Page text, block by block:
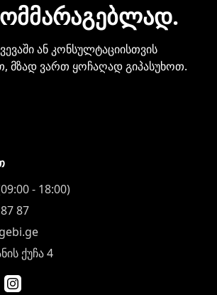
ან კონსულტაციისთვის
მზად ვართ ყოჩაღად გიპასუხოთ.
- 18:00)
87
ქუჩა 4